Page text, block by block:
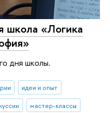
школа «Логика
дня школы.
идеи и опыт
мастер-классы